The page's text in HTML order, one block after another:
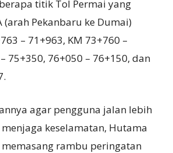
titik Tol Permai yang
(arah Pekanbaru ke Dumai)
– 71+963, KM 73+760 –
75+350, 76+050 – 76+150, dan
agar pengguna jalan lebih
keselamatan, Hutama
rambu peringatan